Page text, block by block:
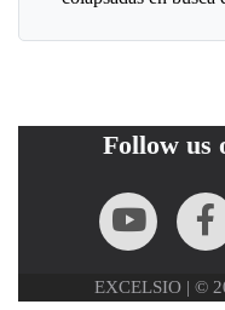
Follow us
EXCELSIO | ©